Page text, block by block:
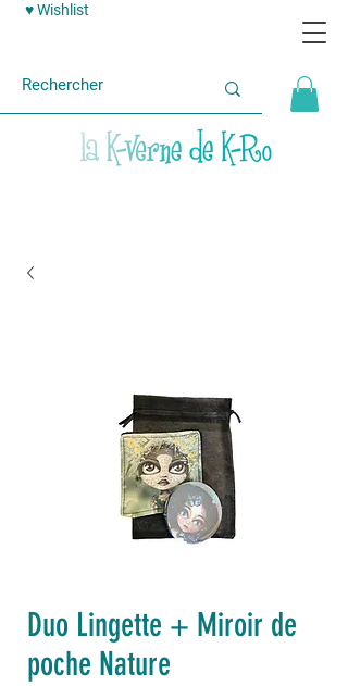
♥ Wishlist
Duo Lingette + Miroir de
poche Nature